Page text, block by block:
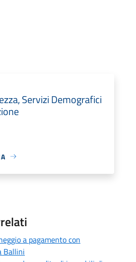
Servizi Demografici
a pagamento con
Ballini